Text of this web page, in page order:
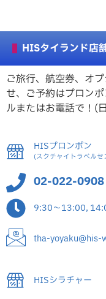
HISタイランド店
ご旅行、航空券、オ
せ、ご予約はプロン
ルまたはお電話で！(
HISプロンポン
(スクチャイトラベルセ
02-022-0908
9:30～13:00,
tha-yoyaku@his-
HISシラチャー